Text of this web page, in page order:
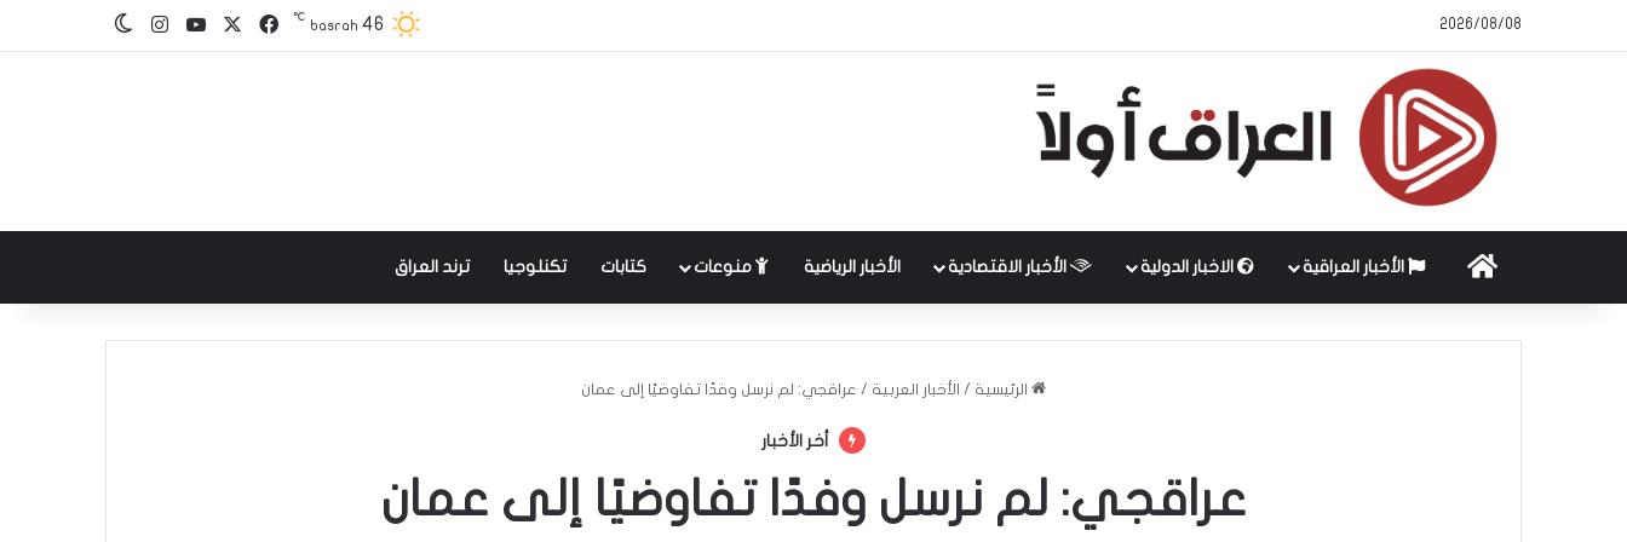
2026/08/08
basrah 46
℃ فيسبوك‫YouTube
انستقرامالوضع المظلم
الرئيسية الأخبار العراقية الاخبار الدولية الأخبار الاقتصادية الأخبار الرياضية منوعات كتابات تكنلوجيا ترند العراق
الرئيسية / الأخبار العربية / عراقجي: لم نرسل وفدًا تفاوضيًا إلى عمان
أخر الأخبار
عراقجي: لم نرسل وفدًا تفاوضيًا إلى عمان